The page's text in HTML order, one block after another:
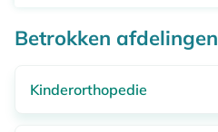
Betrokken afdelingen
Kinderorthopedie